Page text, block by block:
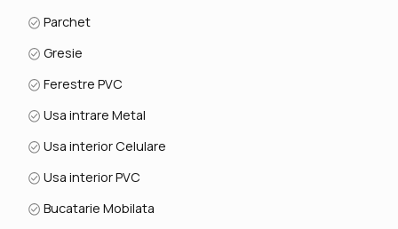
Parchet
Gresie
Ferestre PVC
Usa intrare Metal
Usa interior Celulare
Usa interior PVC
Bucatarie Mobilata